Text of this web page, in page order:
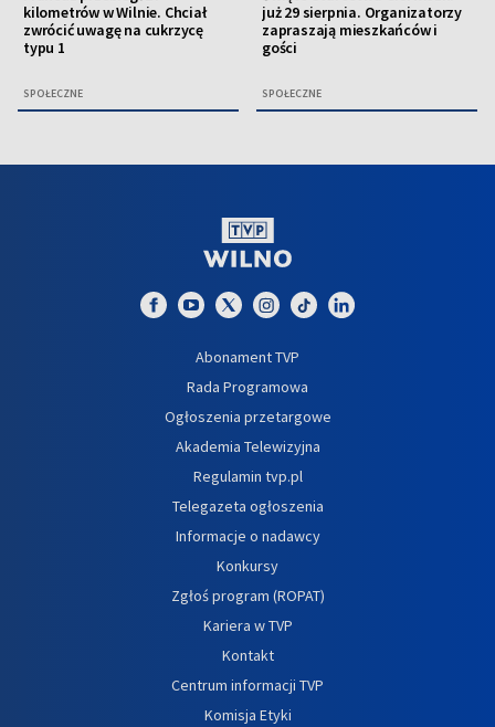
kilometrów w Wilnie. Chciał
zwrócić uwagę na cukrzycę
typu 1
SPOŁECZNE
już 29 sierpnia. Organizatorzy
zapraszają mieszkańców i
gości
SPOŁECZNE
Abonament TVP
Rada Programowa
Ogłoszenia przetargowe
Akademia Telewizyjna
Regulamin tvp.pl
Telegazeta ogłoszenia
Informacje o nadawcy
Konkursy
Zgłoś program (ROPAT)
Kariera w TVP
Kontakt
Centrum informacji TVP
Komisja Etyki